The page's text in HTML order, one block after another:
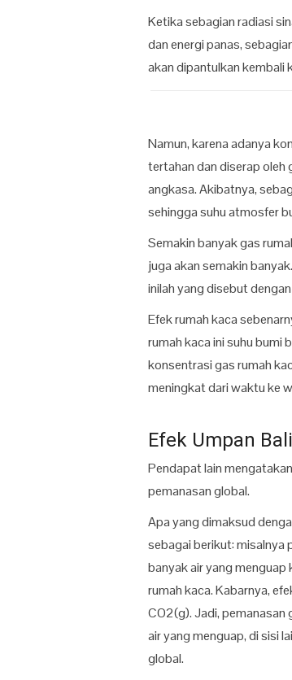
Ketika sebagian radiasi
dan energi panas,
akan dipantulkan kembali
Namun, karena adanya
tertahan dan diserap oleh
angkasa. Akibatnya,
sehingga suhu atmosfer
Semakin banyak gas
juga akan semakin
inilah yang disebut
Efek rumah kaca
rumah kaca ini suhu bumi
konsentrasi gas rumah
meningkat dari waktu ke
Efek Umpan
Pendapat lain
pemanasan global.
Apa yang dimaksud
sebagai berikut: misalnya
banyak air yang menguap
rumah kaca. Kabarnya,
CO2(g). Jadi,
air yang menguap, di sisi
global.